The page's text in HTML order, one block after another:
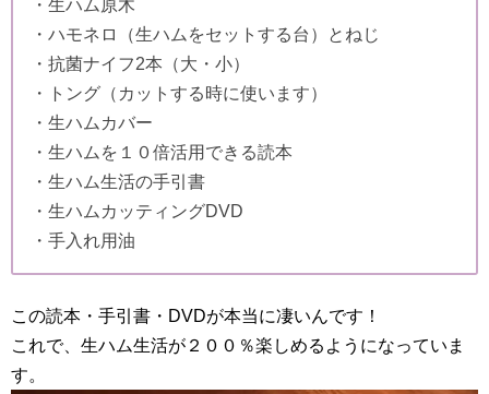
・生ハム原木
・ハモネロ（生ハムをセットする台）とねじ
・抗菌ナイフ2本（大・小）
・トング（カットする時に使います）
・生ハムカバー
・生ハムを１０倍活用できる読本
・生ハム生活の手引書
・生ハムカッティングDVD
・手入れ用油
この読本・手引書・DVDが本当に凄いんです！
これで、生ハム生活が２００％楽しめるようになっていま
す。